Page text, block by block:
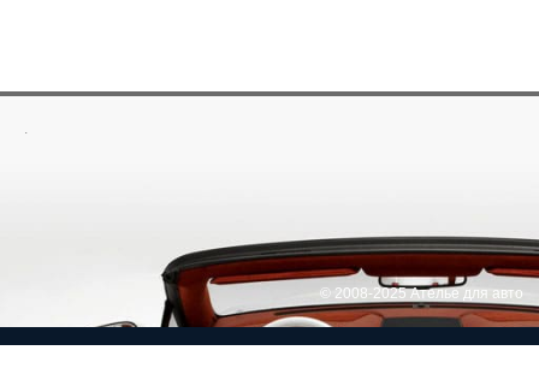
.
© 2008-2025 Ателье для авто